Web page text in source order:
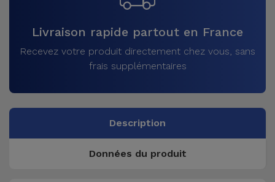
Livraison rapide partout en France
Recevez votre produit directement chez vous, sans
frais supplémentaires
Description
Données du produit